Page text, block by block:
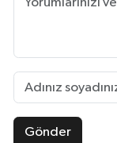
Gönder